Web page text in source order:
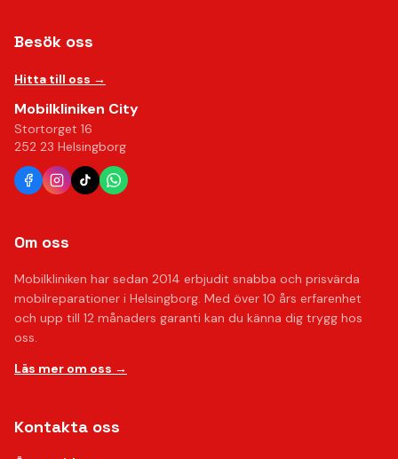
Besök oss
Hitta till oss →
Mobilkliniken City
Stortorget 16
252 23 Helsingborg
Om oss
Mobilkliniken har sedan 2014 erbjudit snabba och prisvärda
mobilreparationer i Helsingborg. Med över 10 års erfarenhet
och upp till 12 månaders garanti kan du känna dig trygg hos
oss.
Läs mer om oss →
Kontakta oss